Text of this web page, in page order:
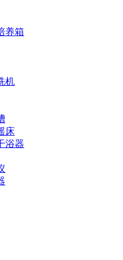
养箱
机
床
浴器